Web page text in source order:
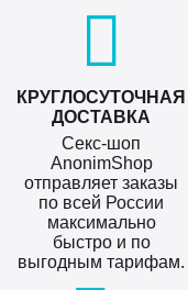
КРУГЛОСУТОЧНАЯ
ДОСТАВКА
Секс-шоп
AnonimShop
отправляет заказы
по всей России
максимально
быстро и по
выгодным тарифам.